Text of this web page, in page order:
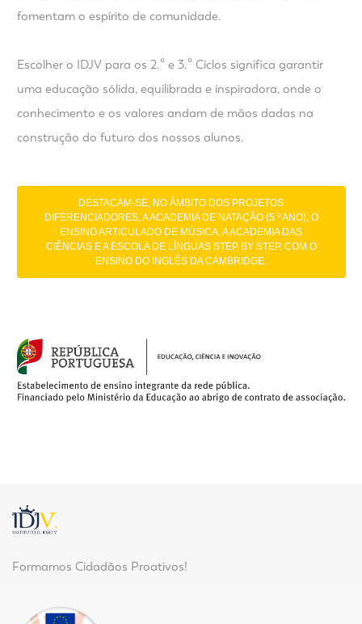
fomentam o espírito de comunidade.
Escolher o IDJV para os 2.º e 3.º Ciclos significa garantir
uma educação sólida, equilibrada e inspiradora, onde o
conhecimento e os valores andam de mãos dadas na
construção do futuro dos nossos alunos.
DESTACAM-SE, NO ÂMBITO DOS PROJETOS
DIFERENCIADORES, A ACADEMIA DE NATAÇÃO (5.º ANO), O
ENSINO ARTICULADO DE MÚSICA, A ACADEMIA DAS
CIÊNCIAS E A ESCOLA DE LÍNGUAS STEP BY STEP, COM O
ENSINO DO INGLÊS DA CAMBRIDGE.
Formamos Cidadãos Proativos!